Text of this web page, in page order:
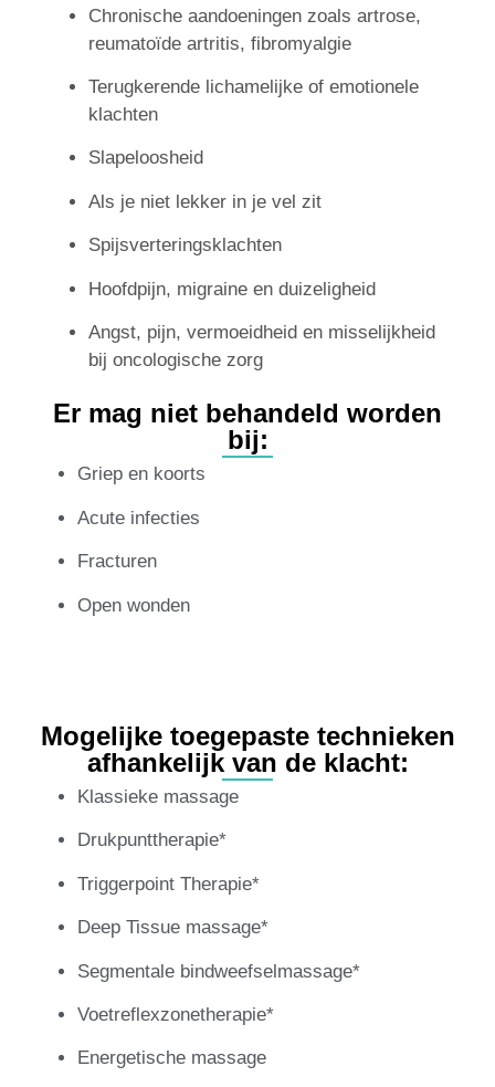
Chronische aandoeningen zoals artrose,
reumatoïde artritis, fibromyalgie
Terugkerende lichamelijke of emotionele
klachten
Slapeloosheid
Als je niet lekker in je vel zit
Spijsverteringsklachten
Hoofdpijn, migraine en duizeligheid
Angst, pijn, vermoeidheid en misselijkheid
bij oncologische zorg
Er mag niet behandeld worden
bij:
Griep en koorts
Acute infecties
Fracturen
Open wonden
Mogelijke toegepaste technieken
afhankelijk van de klacht:
Klassieke massage
Drukpunttherapie*
Triggerpoint Therapie*
Deep Tissue massage*
Segmentale bindweefselmassage*
Voetreflexzonetherapie*
Energetische massage